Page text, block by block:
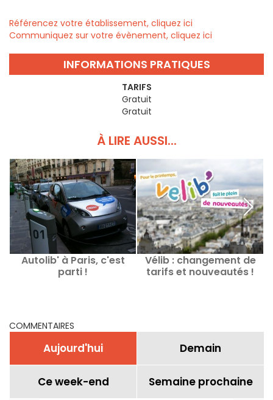
Référencez votre établissement, cliquez ici
Communiquez sur votre évènement, cliquez ici
INFORMATIONS PRATIQUES
TARIFS
Gratuit
Gratuit
À LIRE AUSSI...
Autolib' à Paris, c'est
parti !
Vélib : changement de
tarifs et nouveautés !
COMMENTAIRES
Aujourd'hui Demain
Ce week-end Semaine prochaine